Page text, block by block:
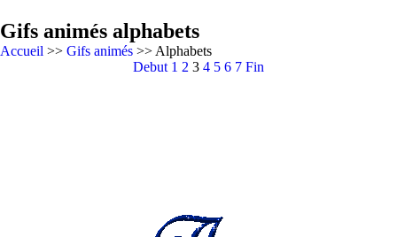
Gifs animés alphabets
Accueil >> Gifs animés >> Alphabets
Debut 1 2 3 4 5 6 7 Fin